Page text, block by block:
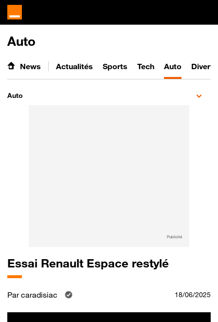
Auto
News Actualités Sports Tech Auto
Auto
Publicité
Essai Renault Espace restylé
Parcaradisiac 18/06/2025